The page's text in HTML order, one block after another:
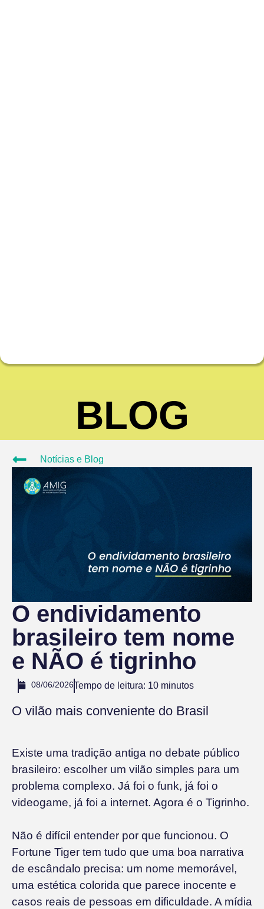
BLOG
Notícias e Blog
O endividamento
brasileiro tem nome
e NÃO é tigrinho
08/06/2026Tempo de leitura: 10 minutos
O vilão mais conveniente do Brasil
Existe uma tradição antiga no debate público
brasileiro: escolher um vilão simples para um
problema complexo. Já foi o funk, já foi o
videogame, já foi a internet. Agora é o Tigrinho.
Não é difícil entender por que funcionou. O
Fortune Tiger tem tudo que uma boa narrativa
de escândalo precisa: um nome memorável,
uma estética colorida que parece inocente e
casos reais de pessoas em dificuldade. A mídia